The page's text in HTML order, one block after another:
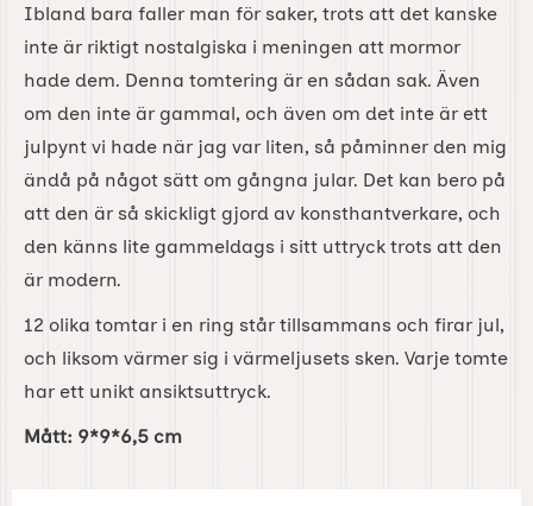
Ibland bara faller man för saker, trots att det kanske
inte är riktigt nostalgiska i meningen att mormor
hade dem. Denna tomtering är en sådan sak. Även
om den inte är gammal, och även om det inte är ett
julpynt vi hade när jag var liten, så påminner den mig
ändå på något sätt om gångna jular. Det kan bero på
att den är så skickligt gjord av konsthantverkare, och
den känns lite gammeldags i sitt uttryck trots att den
är modern.
12 olika tomtar i en ring står tillsammans och firar jul,
och liksom värmer sig i värmeljusets sken. Varje tomte
har ett unikt ansiktsuttryck.
Mått: 9*9*6,5 cm